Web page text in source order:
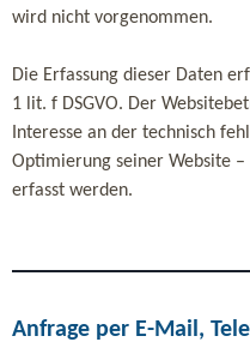
wird nicht vorgenommen.
Die Erfassung dieser Daten
1 lit. f DSGVO. Der
Interesse an der technisch
Optimierung seiner Website –
erfasst werden.
Anfrage per E-Mail,